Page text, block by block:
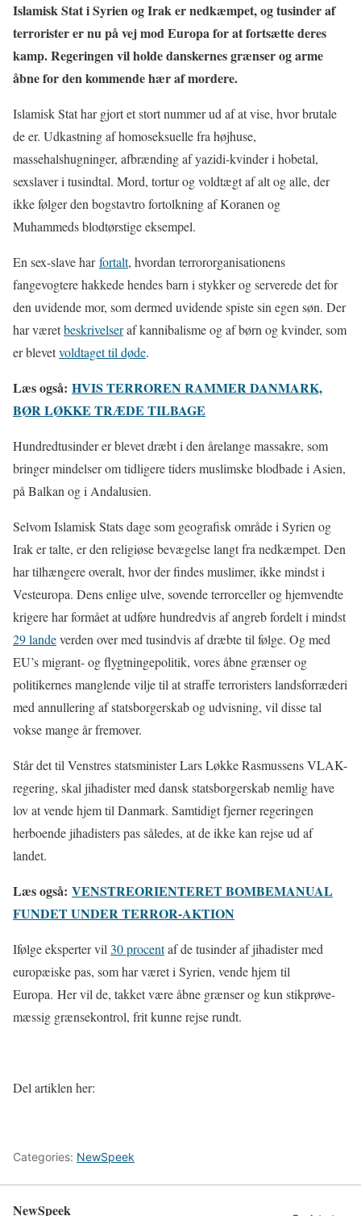
Islamisk Stat i Syrien og Irak er nedkæmpet, og tusinder af
terrorister er nu på vej mod Europa for at fortsætte deres
kamp. Regeringen vil holde danskernes grænser og arme
åbne for den kommende hær af mordere.
Islamisk Stat har gjort et stort nummer ud af at vise, hvor brutale
de er. Udkastning af homoseksuelle fra højhuse,
massehalshugninger, afbrænding af yazidi-kvinder i hobetal,
sexslaver i tusindtal. Mord, tortur og voldtægt af alt og alle, der
ikke følger den bogstavtro fortolkning af Koranen og
Muhammeds blodtørstige eksempel.
En sex-slave harfortalt, hvordan terrororganisationens
fangevogtere hakkede hendes barn i stykker og serverede det for
den uvidende mor, som dermed uvidende spiste sin egen søn. Der
har væretbeskrivelseraf kannibalisme og af børn og kvinder, som
er blevetvoldtaget til døde.
Læs også: HVIS TERROREN RAMMER DANMARK,
BØR LØKKE TRÆDE TILBAGE
Hundredtusinder er blevet dræbt i den årelange massakre, som
bringer mindelser om tidligere tiders muslimske blodbade i Asien,
på Balkan og i Andalusien.
Selvom Islamisk Stats dage som geografisk område i Syrien og
Irak er talte, er den religiøse bevægelse langt fra nedkæmpet. Den
har tilhængere overalt, hvor der findes muslimer, ikke mindst i
Vesteuropa. Dens enlige ulve, sovende terrorceller og hjemvendte
krigere har formået at udføre hundredvis af angreb fordelt i mindst
29 landeverden over med tusindvis af dræbte til følge. Og med
EU’s migrant- og flygtningepolitik, vores åbne grænser og
politikernes manglende vilje til at straffe terroristers landsforræderi
med annullering af statsborgerskab og udvisning, vil disse tal
vokse mange år fremover.
Står det til Venstres statsminister Lars Løkke Rasmussens VLAK-
regering, skal jihadister med dansk statsborgerskab nemlig have
lov at vende hjem til Danmark. Samtidigt fjerner regeringen
herboende jihadisters pas således, at de ikke kan rejse ud af
landet.
Læs også: VENSTREORIENTERET BOMBEMANUAL
FUNDET UNDER TERROR-AKTION
Ifølge eksperter vil 30 procentaf de tusinder af jihadister med
europæiske pas, som har været i Syrien, vende hjem til
Europa. Her vil de, takket være åbne grænser og kun stikprøve-
mæssig grænsekontrol, frit kunne rejse rundt.
Del artiklen her:
Categories: NewSpeek
NewSpeek